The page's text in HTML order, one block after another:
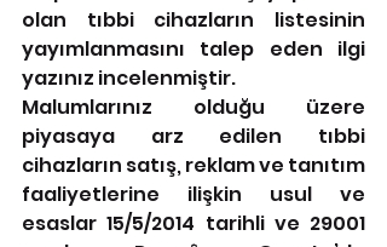
olan tıbbi cihazların listesinin
yayımlanmasını talep eden ilgi
yazınız incelenmiştir.
Malumlarınız olduğu üzere
piyasaya arz edilen tıbbi
cihazların satış, reklam ve tanıtım
faaliyetlerine ilişkin usul ve
esaslar 15/5/2014 tarihli ve 29001